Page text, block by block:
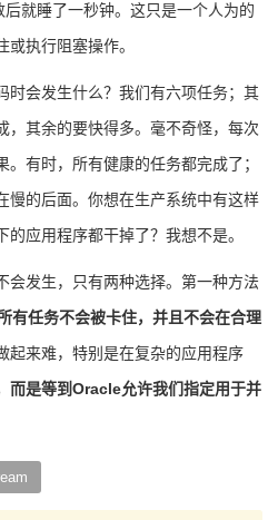
就睡了一秒钟。这只是一个人为的
执行阻塞操作。
时会发生什么？我们有六项任务；其
，其余的要快得多。毫不奇怪，每次
有时，所有健康的任务都完成了；
慢的后面。你想在生产系统中有这样
应用程序都干掉了？我想不是。
会发生，只有两种选择。第一种方法
任务不会被卡住，并且不会在合理
起来难，特别是在复杂的应用程序
而是等到Oracle允许我们指定用于并